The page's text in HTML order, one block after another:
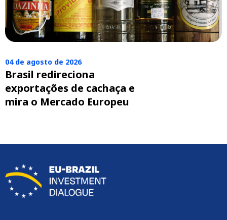
04 de agosto de 2026
Brasil redireciona
exportações de cachaça e
mira o Mercado Europeu